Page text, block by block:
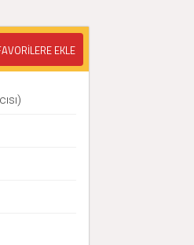
EKLE